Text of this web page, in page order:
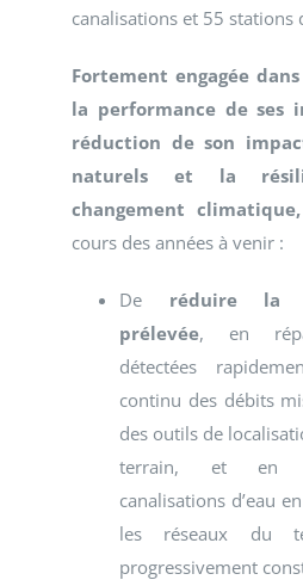
canalisations et 55 stations
Fortement engagée
la performance de ses
réduction de son
naturels et la
changement
cours des années à venir :
De réduire la
prélevée, en
détectées
continu des débits
des outils de
terrain, et en
canalisations d’eau
les réseaux du
progressivement